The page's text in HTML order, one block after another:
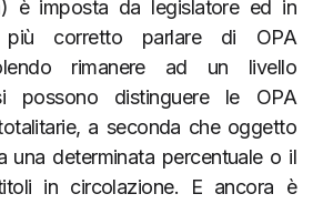
è imposta da legislatore ed in
corretto parlare di OPA
rimanere ad un livello
possono distinguere le OPA
a seconda che oggetto
una determinata percentuale o il
in circolazione. E ancora è